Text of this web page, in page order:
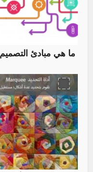
ما هي مبادئ التصميم